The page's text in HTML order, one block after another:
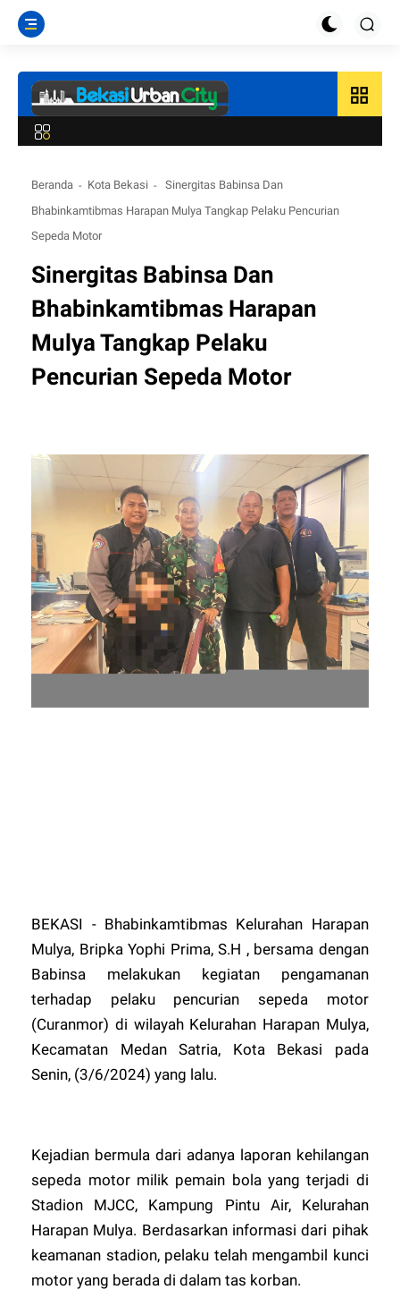
grid_view
Beranda Kota Bekasi
Sinergitas Babinsa Dan
Bhabinkamtibmas Harapan Mulya Tangkap Pelaku Pencurian
Sepeda Motor
Sinergitas Babinsa Dan
Bhabinkamtibmas Harapan
Mulya Tangkap Pelaku
Pencurian Sepeda Motor
BEKASI - Bhabinkamtibmas Kelurahan Harapan
Mulya, Bripka Yophi Prima, S.H , bersama dengan
Babinsa melakukan kegiatan pengamanan
terhadap pelaku pencurian sepeda motor
(Curanmor) di wilayah Kelurahan Harapan Mulya,
Kecamatan Medan Satria, Kota Bekasi pada
Senin, (3/6/2024) yang lalu.
Kejadian bermula dari adanya laporan kehilangan
sepeda motor milik pemain bola yang terjadi di
Stadion MJCC, Kampung Pintu Air, Kelurahan
Harapan Mulya. Berdasarkan informasi dari pihak
keamanan stadion, pelaku telah mengambil kunci
motor yang berada di dalam tas korban.